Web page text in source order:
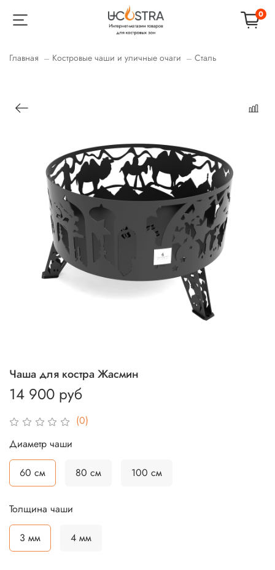
0
Главная Костровые чаши и уличные очаги Сталь
(0)
Чаша для костра Жасмин
14 900 руб
Диаметр чаши
60 см 80 см 100 см
Толщина чаши
3 мм 4 мм